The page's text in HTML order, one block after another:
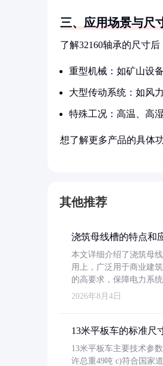
三、应用场景与尺
了解32160轴承的尺寸
重型机械：如矿山设
大型传动系统：如风
特殊工况：高温、高
想了解更多产品的具体
其他推荐
浇筑母线槽的特点和
本文详细介绍了浇筑母
用上，广泛用于商业建
的高要求，保障电力系统
2026年8月4日
13米平板车的标准尺
13米平板车主要技术参
许总重49吨 c)符合国家